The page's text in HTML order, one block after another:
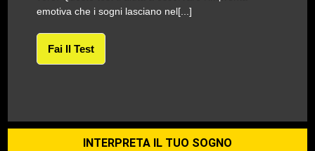
emotiva che i sogni lasciano nel[...]
Fai Il Test
INTERPRETA IL TUO SOGNO